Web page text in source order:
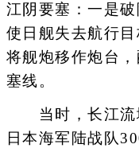
江阴要塞：一是
使日舰失去航行
将舰炮移作炮台
塞线。
当时，长江流
日本海军陆战队